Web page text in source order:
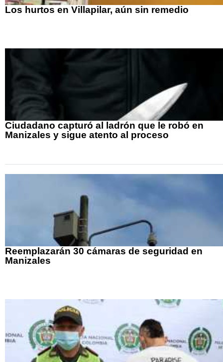
Los hurtos en Villapilar, aún sin remedio
Ciudadano capturó al ladrón que le robó en
Manizales y sigue atento al proceso
Reemplazarán 30 cámaras de seguridad en
Manizales